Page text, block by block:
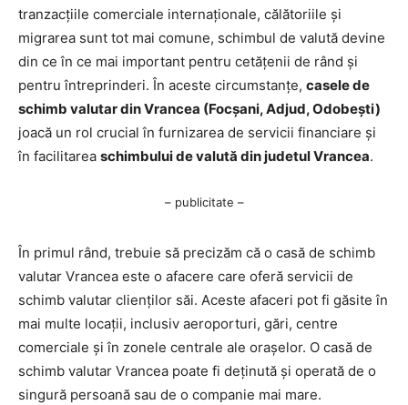
tranzacțiile comerciale internaționale, călătoriile și
migrarea sunt tot mai comune, schimbul de valută devine
din ce în ce mai important pentru cetățenii de rând și
pentru întreprinderi. În aceste circumstanțe, casele de
schimb valutar din Vrancea (Focșani, Adjud, Odobești)
joacă un rol crucial în furnizarea de servicii financiare și
în facilitarea schimbului de valută din judetul Vrancea.
– publicitate –
În primul rând, trebuie să precizăm că o casă de schimb
valutar Vrancea este o afacere care oferă servicii de
schimb valutar clienților săi. Aceste afaceri pot fi găsite în
mai multe locații, inclusiv aeroporturi, gări, centre
comerciale și în zonele centrale ale orașelor. O casă de
schimb valutar Vrancea poate fi deținută și operată de o
singură persoană sau de o companie mai mare.